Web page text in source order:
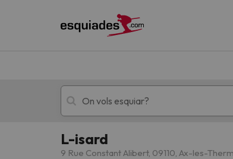
Esquí Escapades
L-isard
9 Rue Constant Alibert, 09110, Ax-les-